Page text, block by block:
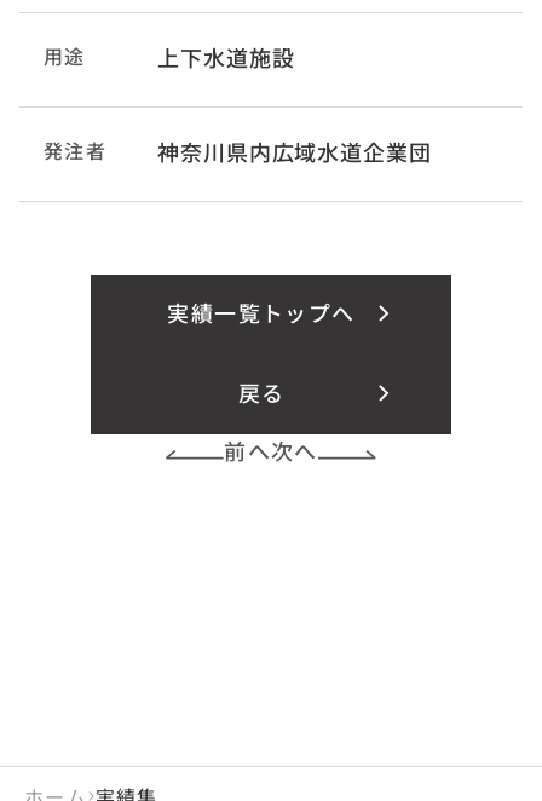
用途 上下水道施設
発注者 神奈川県内広域水道企業団
実績一覧トップへ
戻る
前へ次へ